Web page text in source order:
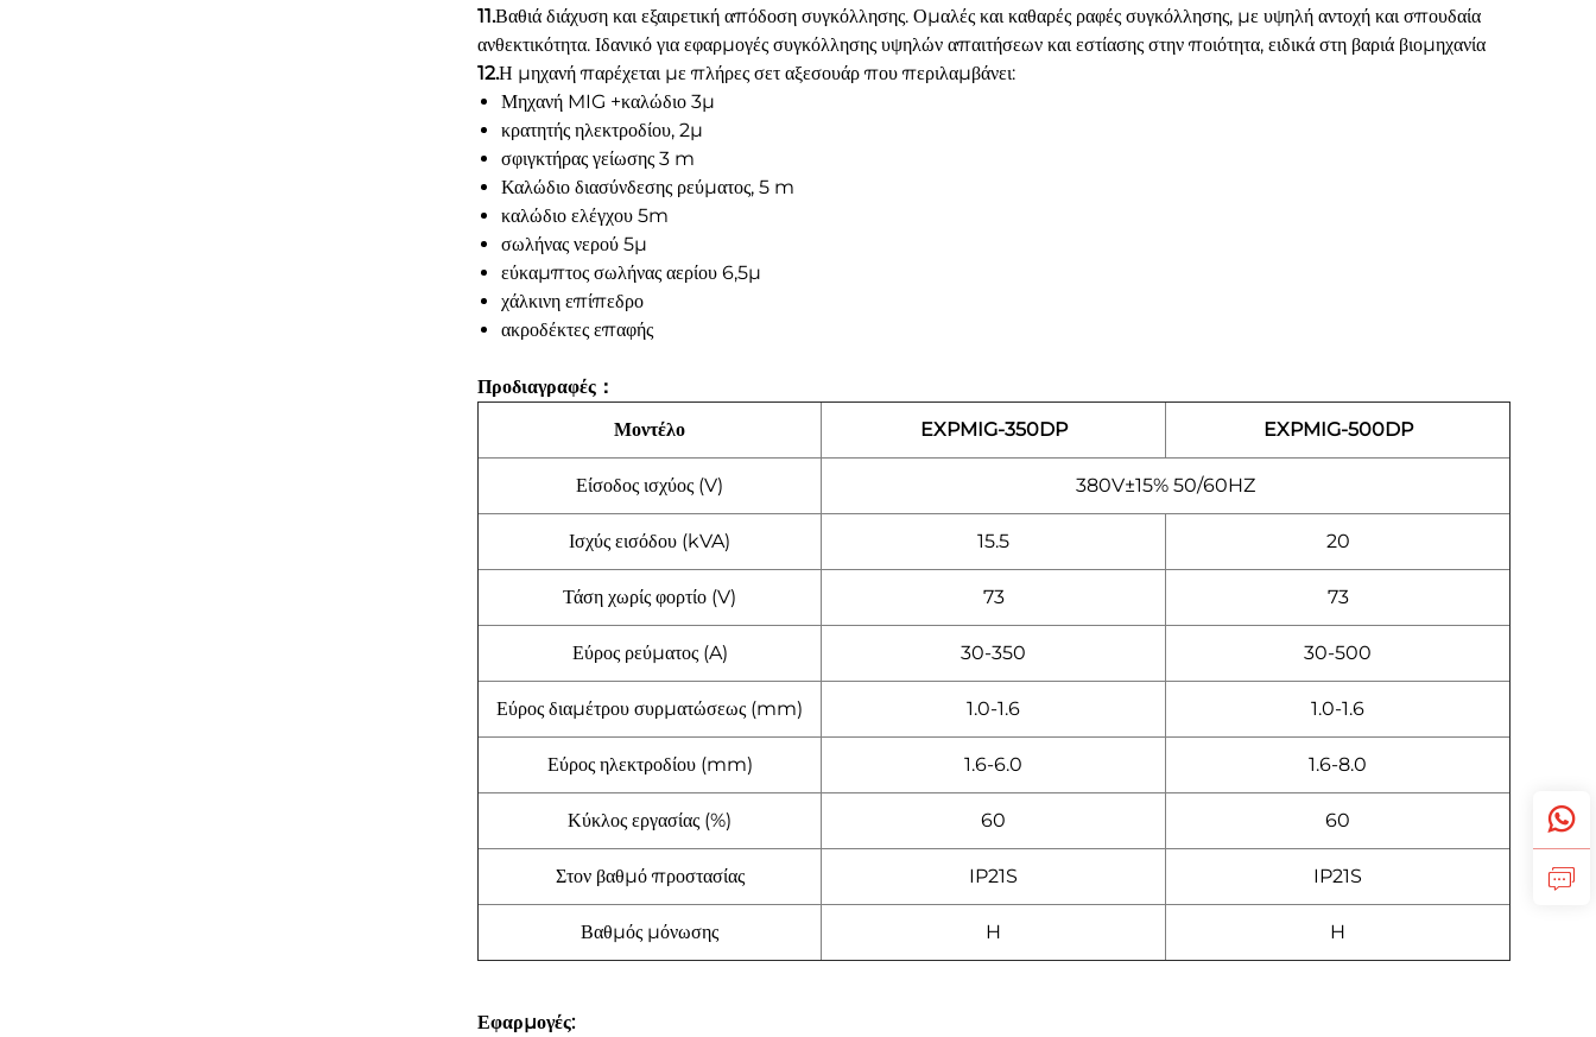
11.Βαθιά διάχυση και εξαιρετική απόδοση συγκόλλησης. Ομαλές και καθαρές ραφές συγκόλλησης, με υψηλή αντοχή και σπουδαία
ανθεκτικότητα. Ιδανικό για εφαρμογές συγκόλλησης υψηλών απαιτήσεων και εστίασης στην ποιότητα, ειδικά στη βαριά βιομηχανία
12.Η μηχανή παρέχεται με πλήρες σετ αξεσουάρ που περιλαμβάνει:
Μηχανή MIG +καλώδιο 3μ
κρατητής ηλεκτροδίου, 2μ
σφιγκτήρας γείωσης 3 m
Καλώδιο διασύνδεσης ρεύματος, 5 m
καλώδιο ελέγχου 5m
σωλήνας νερού 5μ
εύκαμπτος σωλήνας αερίου 6,5μ
χάλκινη επίπεδρο
ακροδέκτες επαφής
Προδιαγραφές：
Μοντέλο
EXPMIG-350DP EXPMIG-500DP
Είσοδος ισχύος (V) 380V±15% 50/60HZ
Ισχύς εισόδου (kVA) 15.5 20
Τάση χωρίς φορτίο (V) 73 73
Εύρος ρεύματος (A) 30-350 30-500
Εύρος διαμέτρου συρματώσεως (mm) 1.0-1.6 1.0-1.6
Εύρος ηλεκτροδίου (mm) 1.6-6.0 1.6-8.0
Κύκλος εργασίας (%) 60 60
Στον βαθμό προστασίας IP21S IP21S
Βαθμός μόνωσης H H
Εφαρμογές: